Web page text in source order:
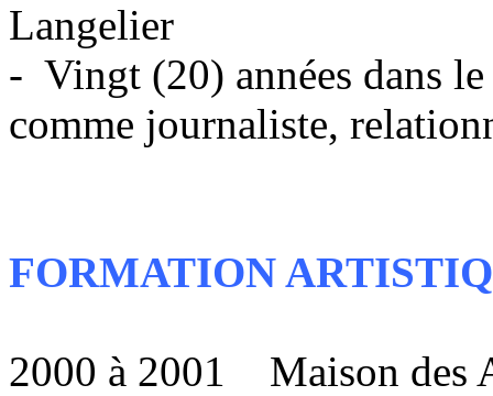
Langelier
- Vingt (20) années dans
comme journaliste,
FORMATION
2000 à 2001 Maison des